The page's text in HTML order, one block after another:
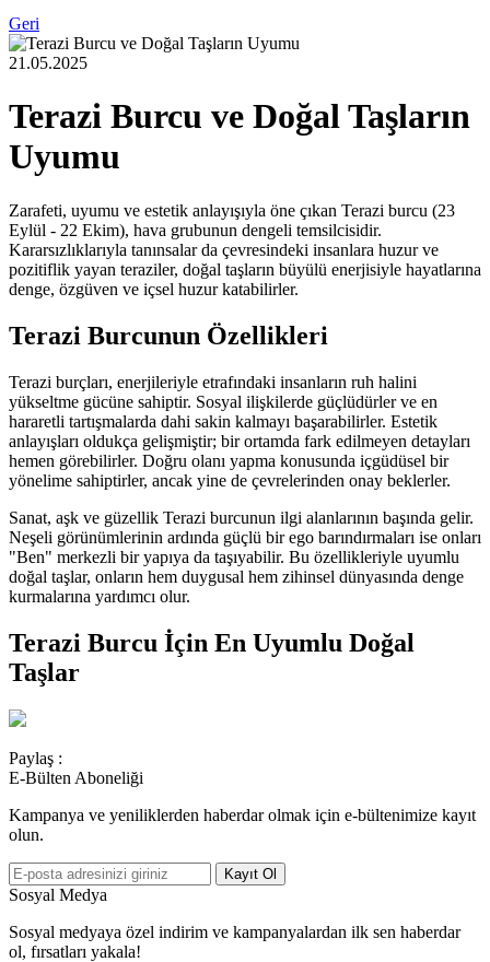
Geri
21.05.2025
Terazi Burcu ve Doğal Taşların
Uyumu
Zarafeti, uyumu ve estetik anlayışıyla öne çıkan Terazi burcu (23
Eylül - 22 Ekim), hava grubunun dengeli temsilcisidir.
Kararsızlıklarıyla tanınsalar da çevresindeki insanlara huzur ve
pozitiflik yayan teraziler, doğal taşların büyülü enerjisiyle hayatlarına
denge, özgüven ve içsel huzur katabilirler.
Terazi Burcunun Özellikleri
Terazi burçları, enerjileriyle etrafındaki insanların ruh halini
yükseltme gücüne sahiptir. Sosyal ilişkilerde güçlüdürler ve en
hararetli tartışmalarda dahi sakin kalmayı başarabilirler. Estetik
anlayışları oldukça gelişmiştir; bir ortamda fark edilmeyen detayları
hemen görebilirler. Doğru olanı yapma konusunda içgüdüsel bir
yönelime sahiptirler, ancak yine de çevrelerinden onay beklerler.
Sanat, aşk ve güzellik Terazi burcunun ilgi alanlarının başında gelir.
Neşeli görünümlerinin ardında güçlü bir ego barındırmaları ise onları
"Ben" merkezli bir yapıya da taşıyabilir. Bu özellikleriyle uyumlu
doğal taşlar, onların hem duygusal hem zihinsel dünyasında denge
kurmalarına yardımcı olur.
Terazi Burcu İçin En Uyumlu Doğal
Taşlar
Paylaş :
E-Bülten Aboneliği
Kampanya ve yeniliklerden haberdar olmak için e-bültenimize kayıt
olun.
Kayıt Ol
Sosyal Medya
Sosyal medyaya özel indirim ve kampanyalardan ilk sen haberdar
ol, fırsatları yakala!